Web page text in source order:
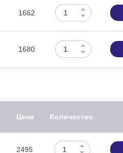
1662
1680
Цена Количество
2495